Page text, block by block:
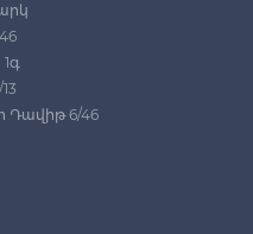
Դավիթ 6/46